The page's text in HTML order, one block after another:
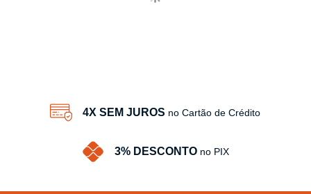
4X SEM JUROS no Cartão de Crédito
3% DESCONTO no PIX